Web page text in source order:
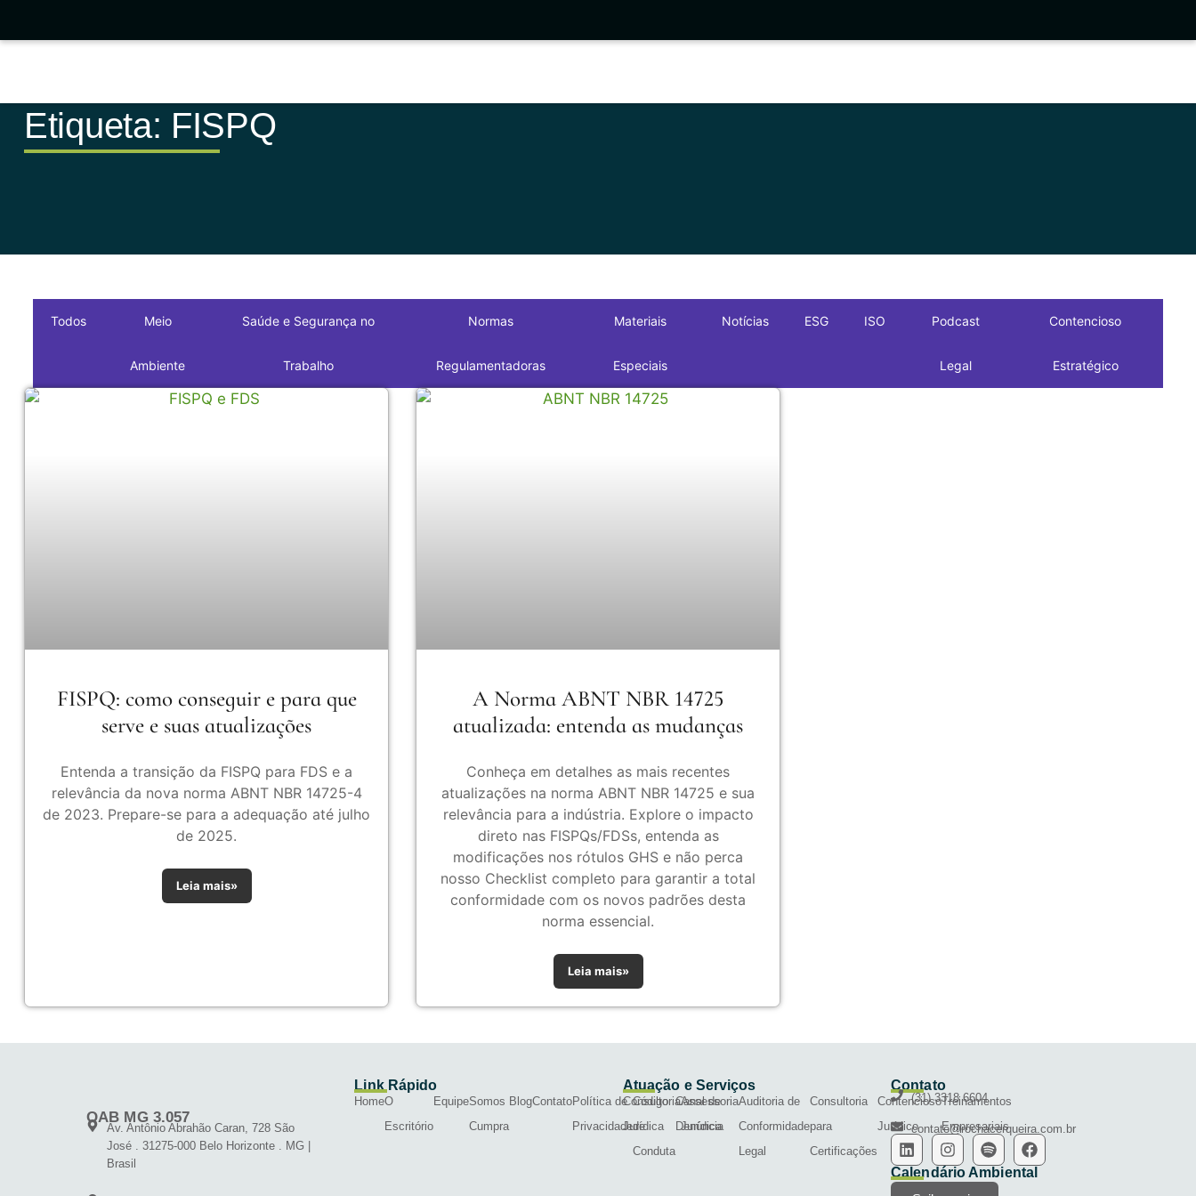
Etiqueta: FISPQ
Todos Meio
Ambiente
Saúde e Segurança no
Trabalho
Normas
Regulamentadoras
Materiais
Especiais
Notícias ESG ISO Podcast
Legal
Contencioso
Estratégico
FISPQ: como conseguir e para que
serve e suas atualizações
Entenda a transição da FISPQ para FDS e a
relevância da nova norma ABNT NBR 14725-4
de 2023. Prepare-se para a adequação até julho
de 2025.
Leia mais»
A Norma ABNT NBR 14725
atualizada: entenda as mudanças
Conheça em detalhes as mais recentes
atualizações na norma ABNT NBR 14725 e sua
relevância para a indústria. Explore o impacto
direto nas FISPQs/FDSs, entenda as
modificações nos rótulos GHS e não perca
nosso Checklist completo para garantir a total
conformidade com os novos padrões desta
norma essencial.
Leia mais»
OAB MG 3.057
Av. Antônio Abrahão Caran, 728 São
José . 31275-000 Belo Horizonte . MG |
Brasil
Link Rápido
HomeO
Escritório
EquipeSomos
Cumpra
BlogContatoPolítica de
Privacidade
Código
de
Conduta
Canal de
Denúncia
Atuação e Serviços
Consultoria
Jurídica
Assessoria
Jurídica
Auditoria de
Conformidade
Legal
Consultoria
para
Certificações
Contencioso
Jurídico
Treinamentos
Empresariais
Contato
(31) 3318 6604
contato@rochacerqueira.com.br
Calendário Ambiental